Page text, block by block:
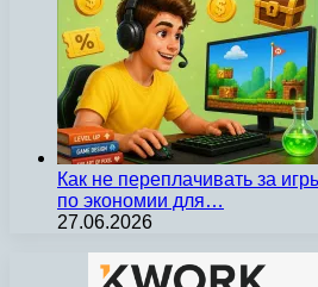
Как не переплачивать за
по экономии для…
27.06.2026